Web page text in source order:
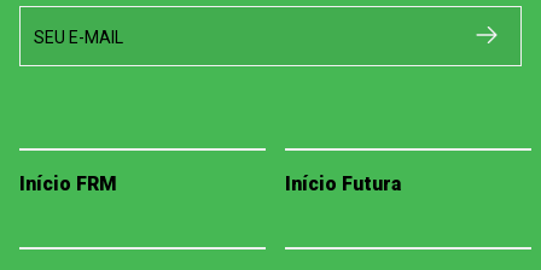
SEU E-MAIL
Início FRM Início Futura